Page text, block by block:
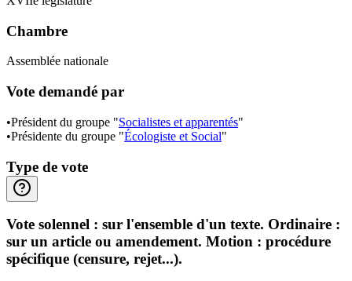
Chambre
Assemblée nationale
Vote demandé par
•Président du groupe "Socialistes et apparentés"
•Présidente du groupe "Écologiste et Social"
Type de vote
Vote solennel : sur l'ensemble d'un texte. Ordinaire :
sur un article ou amendement. Motion : procédure
spécifique (censure, rejet...).